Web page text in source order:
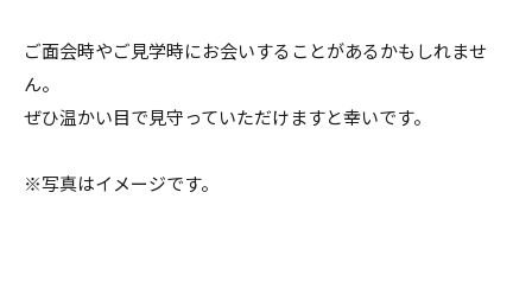
ご面会時やご見学時にお会いすることがあるかもしれませ
ん。
ぜひ温かい目で見守っていただけますと幸いです。
※写真はイメージです。